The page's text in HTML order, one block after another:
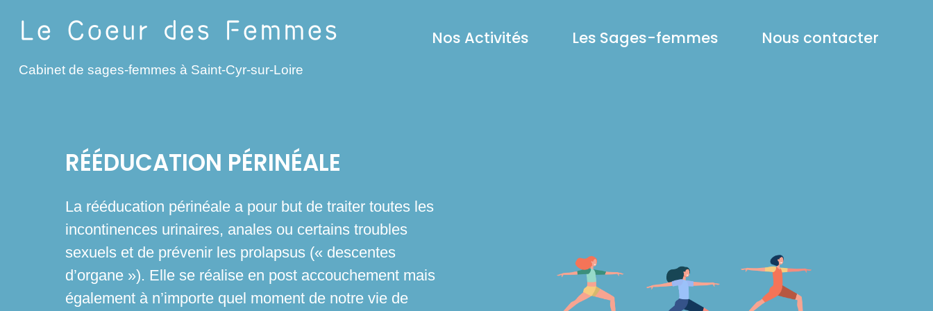
Le Coeur des Femmes
Cabinet de sages-femmes à Saint-Cyr-sur-Loire
Nos Activités Les Sages-femmes Nous contacter
RÉÉDUCATION PÉRINÉALE
La rééducation périnéale a pour but de traiter toutes les
incontinences urinaires, anales ou certains troubles
sexuels et de prévenir les prolapsus (« descentes
d’organe »). Elle se réalise en post accouchement mais
également à n’importe quel moment de notre vie de